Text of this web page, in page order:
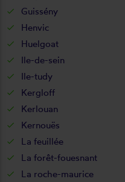
Guissény
Henvic
Huelgoat
Ile-de-sein
Ile-tudy
Kergloff
Kerlouan
Kernouës
La feuillée
La forêt-fouesnant
La roche-maurice